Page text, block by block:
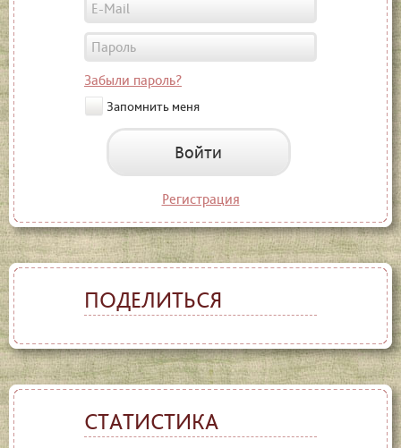
Забыли пароль?
Запомнить меня
Войти
Регистрация
ПОДЕЛИТЬСЯ
СТАТИСТИКА